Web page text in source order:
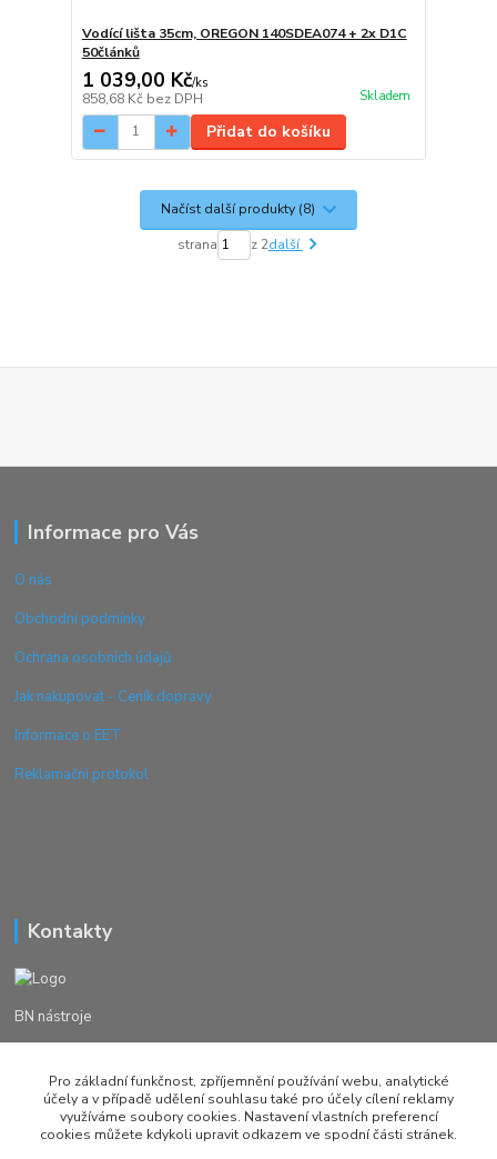
Vodící lišta 35cm, OREGON 140SDEA074 + 2x D1C
50článků
1 039,00 Kč/ks
858,68 Kč bez DPH Skladem
Přidat do košíku
Načíst další produkty (8)
strana z 2další
Informace pro Vás
O nás
Obchodní podmínky
Ochrana osobních údajů
Jak nakupovat - Ceník dopravy
Informace o EET
Reklamační protokol
Kontakty
BN nástroje
+420 777982023
brusirnanastroju@seznam.cz
Pro základní funkčnost, zpříjemnění používání webu, analytické
účely a v případě udělení souhlasu také pro účely cílení reklamy
využíváme soubory cookies. Nastavení vlastních preferencí
cookies můžete kdykoli upravit odkazem ve spodní části stránek.